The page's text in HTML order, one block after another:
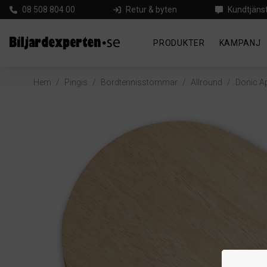
08 508 804 00 Retur & byten
PRODUKTER KAMPANJ
Hem / Pingis / Bordtennisstommar / Allround / Donic